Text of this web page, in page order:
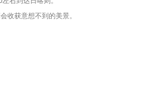
收获意想不到的美景。